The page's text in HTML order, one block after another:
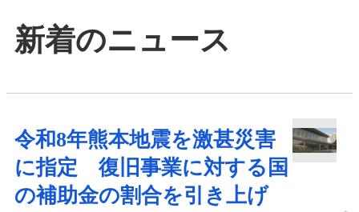
新着のニュース
令和8年熊本地震を激甚災害
に指定 復旧事業に対する国
の補助金の割合を引き上げ